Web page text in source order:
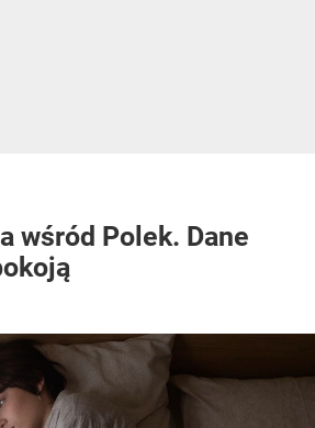
wśród Polek. Dane